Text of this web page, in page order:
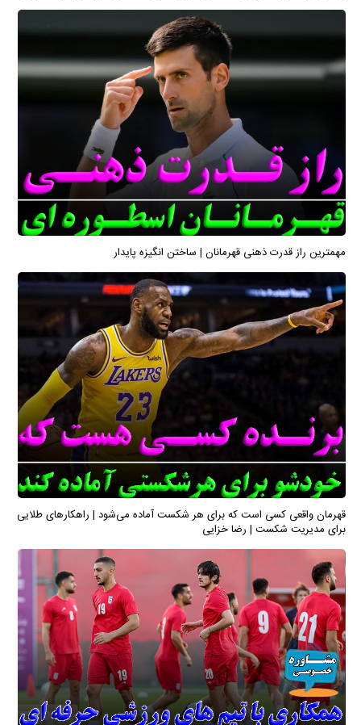
مهمترین راز قدرت ذهنی قهرمانان | ساختن انگیزه پایدار
قهرمان واقعی کسی است که برای هر شکست آماده می‌شود | راهکارهای طلایی
برای مدیریت شکست | رضا خزایی